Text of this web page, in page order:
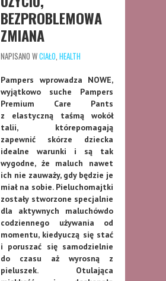
BEZPROBLEMOWA
ZMIANA
NAPISANO WCIAŁO HEALTH
Pampers wprowadza NOWE,
wyjątkowo suche Pampers
Premium Care Pants
z elastyczną taśmą wokół
talii, którepomagają
zapewnić skórze dziecka
idealne warunki i są tak
wygodne, że maluch nawet
ich nie zauważy, gdy będzie je
miał na sobie. Pieluchomajtki
zostały stworzone specjalnie
dla aktywnych maluchówdo
codziennego używania od
momentu, kiedyuczą się stać
i poruszać się samodzielnie
do czasu aż wyrosną z
pieluszek. Otulająca